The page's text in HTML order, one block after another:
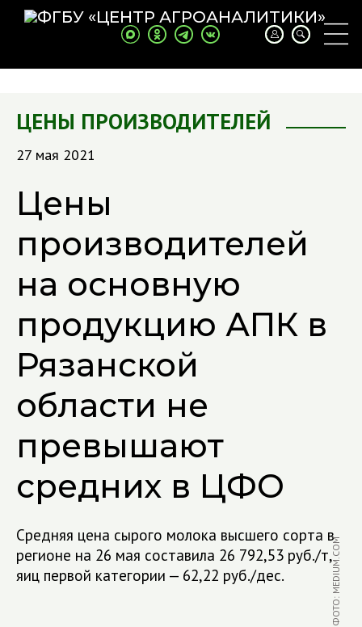
ЦЕНЫ ПРОИЗВОДИТЕЛЕЙ
27 мая 2021
Цены
производителей
на основную
продукцию АПК в
Рязанской
области не
превышают
средних в ЦФО
Средняя цена сырого молока высшего сорта в
регионе на 26 мая составила 26 792,53 руб./т,
яиц первой категории — 62,22 руб./дес.
ФОТО: MEDIUM.COM